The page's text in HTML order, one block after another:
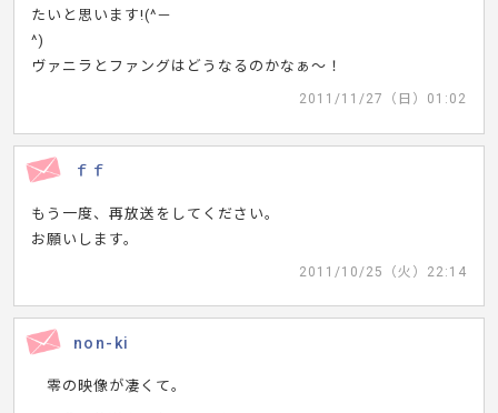
たいと思います!(^－
^)
ヴァニラとファングはどうなるのかなぁ～！
2011/11/27（日）01:02
ｆｆ
もう一度、再放送をしてください。
お願いします。
2011/10/25（火）22:14
non-ki
零の映像が凄くて。